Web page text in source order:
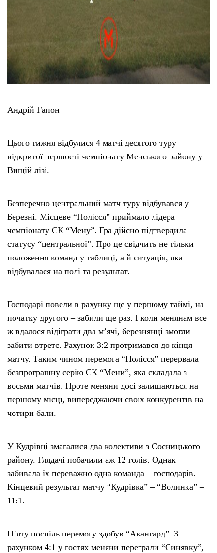
Андрій Гапон
Цього тижня відбулися 4 матчі десятого туру
відкритої першості чемпіонату Менського району у
Вищій лізі.
Безперечно центральний матч туру відбувався у
Березні. Місцеве “Полісся” приймало лідера
чемпіонату СК “Мену”. Гра дійсно підтвердила
статусу “центральної”. Про це свідчить не тільки
положення команд у таблиці, а й ситуація, яка
відбувалася на полі та результат.
Господарі повели в рахунку ще у першому таймі, на
початку другого – забили ще раз. І коли менянам все
ж вдалося відіграти два м’ячі, березнянці змогли
забити втретє. Рахунок 3:2 протримався до кінця
матчу. Таким чином перемога “Полісся” перервала
безпрограшну серію СК “Мени”, яка складала з
восьми матчів. Проте меняни досі залишаються на
першому місці, випереджаючи своїх конкурентів на
чотири бали.
У Кудрівці змагалися два колективи з Сосницького
району. Глядачі побачили аж 12 голів. Однак
забивала їх переважно одна команда – господарів.
Кінцевий результат матчу “Кудрівка” – “Волинка” –
11:1.
П’яту поспіль перемогу здобув “Авангард”. З
рахунком 4:1 у гостях меняни переграли “Синявку”,